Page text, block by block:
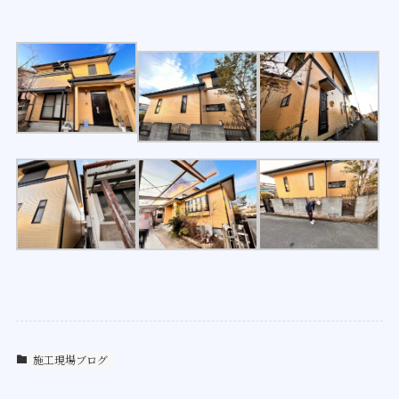
施工現場ブログ